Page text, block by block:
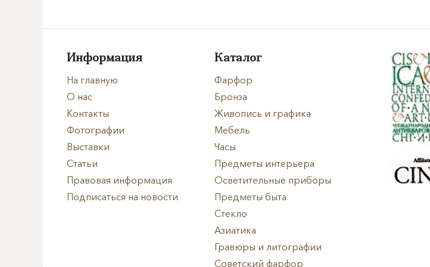
Страна
Цена
Производитель
Информация
На главную
О нас
Контакты
Фотографии
Выставки
Статьи
Правовая информация
Подписаться на новости
Каталог
Фарфор
Бронза
Живопись и графика
Мебель
Часы
Предметы интерьера
Осветительные приборы
Предметы быта
Стекло
Азиатика
Гравюры и литографии
Советский фарфор